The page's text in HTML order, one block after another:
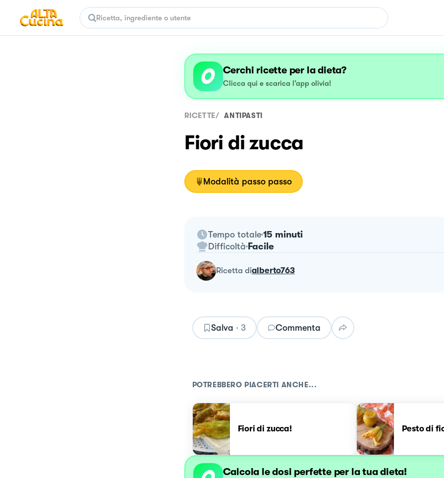
Cerchi ricette per la dieta?
Clicca qui e scarica l’app olivia!
RICETTE/ ANTIPASTI
Fiori di zucca
Modalità passo passo
Tempo totale 15 minuti
Difficoltà Facile
ricetta dialberto763
Salva · 3 Commenta
POTREBBERO PIACERTI ANCHE...
Fiori di zucca! Pesto di
Calcola le dosi perfette per la tua dieta!